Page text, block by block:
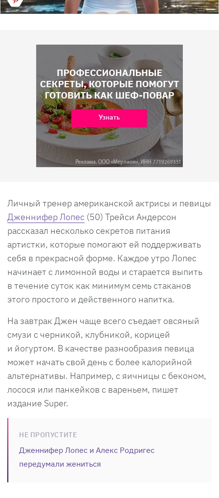
Личный тренер американской актрисы и певицы
Дженнифер Лопес (50) Трейси Андерсон
рассказал несколько секретов питания
артистки, которые помогают ей поддерживать
себя в прекрасной форме. Каждое утро Лопес
начинает с лимонной воды и старается выпить
в течение суток как минимум семь стаканов
этого простого и действенного напитка.
На завтрак Джен чаще всего съедает овсяный
смузи с черникой, клубникой, корицей
и йогуртом. В качестве разнообразия певица
может начать свой день с более калорийной
альтернативы. Например, с яичницы с беконом,
лосося или панкейков с вареньем, пишет
издание Super.
НЕ ПРОПУСТИТЕ
Дженнифер Лопес и Алекс Родригес
передумали жениться